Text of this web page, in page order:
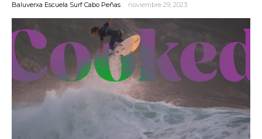
Baluverxa Escuela Surf Cabo Peñas noviembre 29, 2023